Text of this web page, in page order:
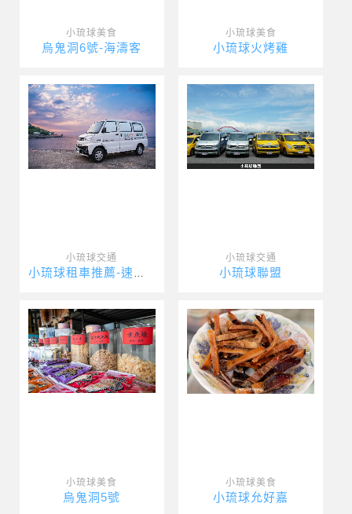
小琉球美食
烏鬼洞6號-海濤客
小琉球美食
小琉球火烤雞
小琉球交通 小琉球交通
小琉球聯盟
小琉球美食
烏鬼洞5號
小琉球美食
小琉球允好嘉